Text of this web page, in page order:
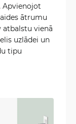
Apvienojot
ātrumu
atbalstu vienā
uzlādei un
tipu